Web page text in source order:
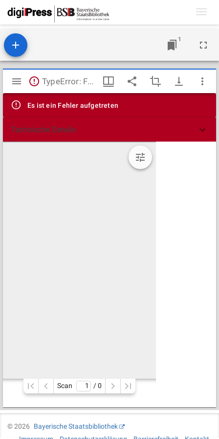
1
Mirador
Viewer
TypeError: Failed to fetch
Es ist ein Fehler aufgetreten
Technische Details
Scan / 0
©2026
Bayerische Staatsbibliothek